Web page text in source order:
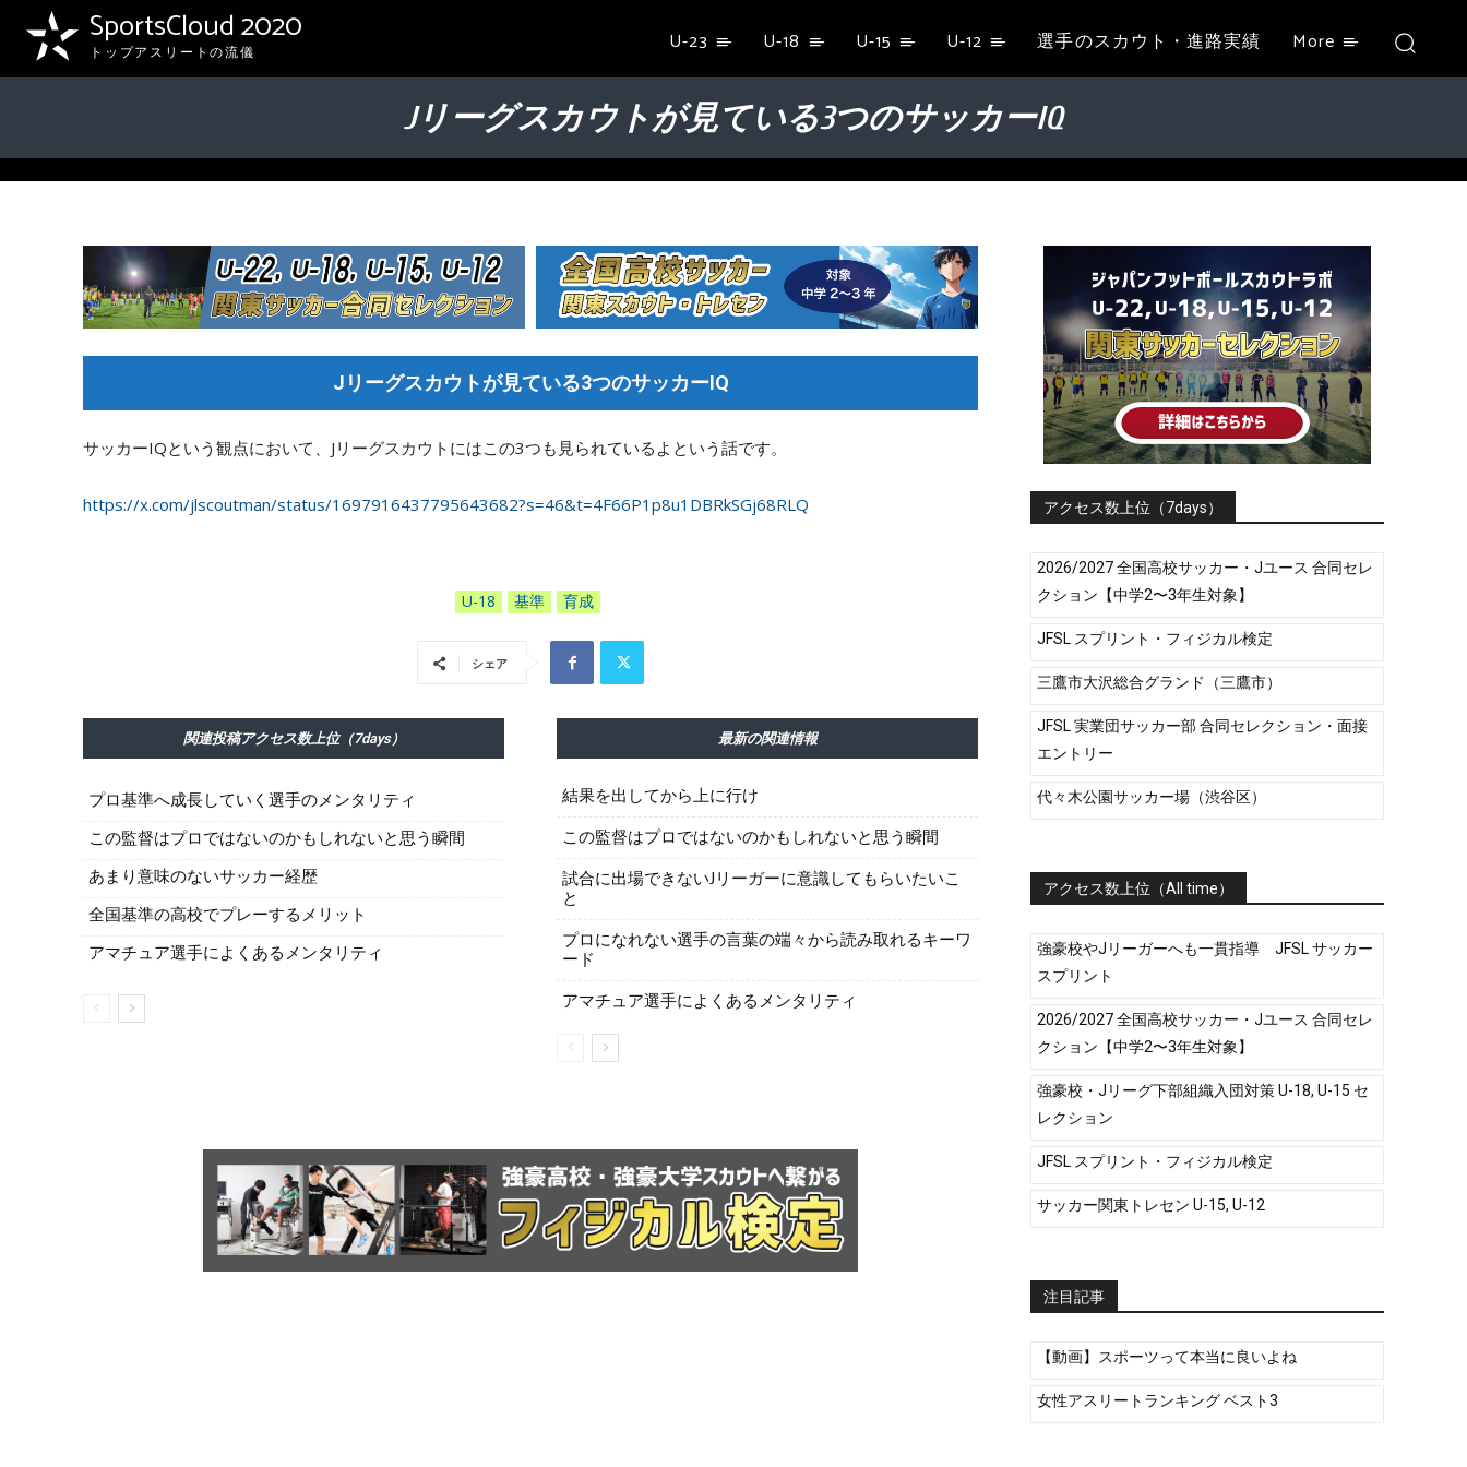
SportsCloud 2020
トップアスリートの流儀 U-23 U-18 U-15 U-12 選手のスカウト・進路実績 More
Jリーグスカウトが見ている3つのサッカーIQ
Jリーグスカウトが見ている3つのサッカーIQ
サッカーIQという観点において、Jリーグスカウトにはこの3つも見られているよという話です。
https://x.com/jlscoutman/status/1697916437795643682?s=46&t=4F66P1p8u1DBRkSGj68RLQ
U-18 基準 育成
シェア
関連投稿アクセス数上位（7days）
プロ基準へ成長していく選手のメンタリティ
この監督はプロではないのかもしれないと思う瞬間
あまり意味のないサッカー経歴
全国基準の高校でプレーするメリット
アマチュア選手によくあるメンタリティ
最新の関連情報
結果を出してから上に行け
この監督はプロではないのかもしれないと思う瞬間
試合に出場できないJリーガーに意識してもらいたいこ
と
プロになれない選手の言葉の端々から読み取れるキーワ
ード
アマチュア選手によくあるメンタリティ
アクセス数上位（7days）
2026/2027 全国高校サッカー・Jユース 合同セレ
クション【中学2〜3年生対象】
JFSL スプリント・フィジカル検定
三鷹市大沢総合グランド（三鷹市）
JFSL 実業団サッカー部 合同セレクション・面接
エントリー
代々木公園サッカー場（渋谷区）
アクセス数上位（All time）
強豪校やJリーガーへも一貫指導 JFSL サッカー
スプリント
2026/2027 全国高校サッカー・Jユース 合同セレ
クション【中学2〜3年生対象】
強豪校・Jリーグ下部組織入団対策 U-18, U-15 セ
レクション
JFSL スプリント・フィジカル検定
サッカー関東トレセン U-15, U-12
注目記事
【動画】スポーツって本当に良いよね
女性アスリートランキング ベスト3